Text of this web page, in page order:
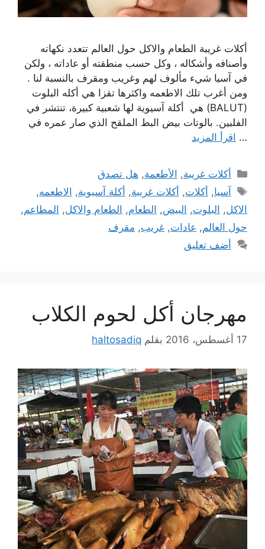
أكلات غريبة الطعام والاكل حول العالم تتعدد نكهاته
وأصنافه وأشكاله ، وكل حسب منطقته أو عاداته ، ولكن
في آسيا شيء مألوف لهم وغريب ومقرف بالنسبة لنا .
ومن أغرب تلك الاطعمه واكثرها تقزا هي أكله البلوت
(BALUT) هي أكلة آسيوية لها شعبية كبيرة، تنتشر في
الفلبين. بالوتات بيض البط الملقح الذي صار عمره في
… اقرأ المزيد
التصنيفات
أكلات غريبة, الأطعمة, هل تصدق
الوسوم
آسيا, أكلات, أكلات غريبة, أكلة آسيوية, الاطعمه,
الاكل, البلوت, البيض, الطعام, الطعام والاكل, المطاعم,
حول العالم, عادات, غريب, مقرف
أضف تعليق
مهرجان أكل لحوم الكلاب
17 أغسطس، 2016 بقلم haltosadiq